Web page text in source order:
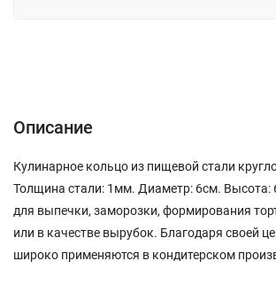
Описание
Кулинарное кольцо из пищевой стали
Толщина стали: 1мм. Диаметр: 6см. Высота:
для выпечки, заморозки, формирования
или в качестве вырубок. Благодаря своей
широко применяются в кондитерском